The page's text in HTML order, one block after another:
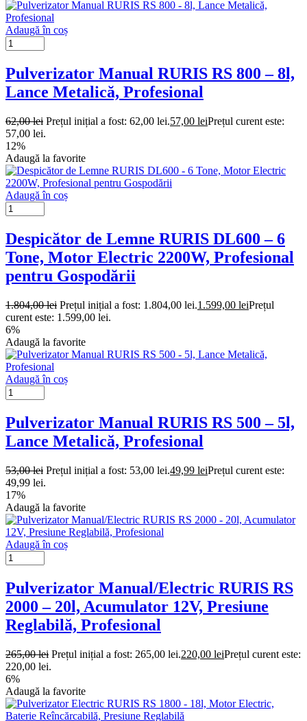
Adaugă în coș
Pulverizator Manual RURIS RS 800 – 8l,
Lance Metalică, Profesional
62,00lei Prețul inițial a fost: 62,00 lei.57,00 leiPrețul curent este:
57,00 lei.
12%
Adaugă la favorite
Adaugă în coș
Despicător de Lemne RURIS DL600 – 6
Tone, Motor Electric 2200W, Profesional
pentru Gospodării
1.804,00lei Prețul inițial a fost: 1.804,00 lei.1.599,00 leiPrețul
curent este: 1.599,00 lei.
6%
Adaugă la favorite
Adaugă în coș
Pulverizator Manual RURIS RS 500 – 5l,
Lance Metalică, Profesional
53,00lei Prețul inițial a fost: 53,00 lei.49,99 leiPrețul curent este:
49,99 lei.
17%
Adaugă la favorite
Adaugă în coș
Pulverizator Manual/Electric RURIS RS
2000 – 20l, Acumulator 12V, Presiune
Reglabilă, Profesional
265,00lei Prețul inițial a fost: 265,00 lei.220,00 leiPrețul curent este:
220,00 lei.
6%
Adaugă la favorite